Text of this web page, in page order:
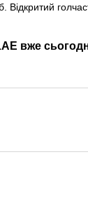
вже